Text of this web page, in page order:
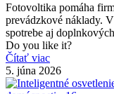
Fotovoltika pomáha
prevádzkové náklady.
spotrebe aj
Do you like it?
Čítať viac
5. júna 2026